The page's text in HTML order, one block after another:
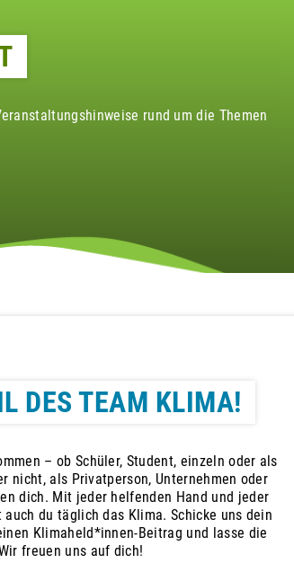
rund um die Themen
DES TEAM KLIMA!
– ob Schüler, Student, einzeln oder als
nicht, als Privatperson, Unternehmen oder
dich. Mit jeder helfenden Hand und jeder
du täglich das Klima. Schicke uns dein
Klimaheld*innen-Beitrag und lasse die
freuen uns auf dich!